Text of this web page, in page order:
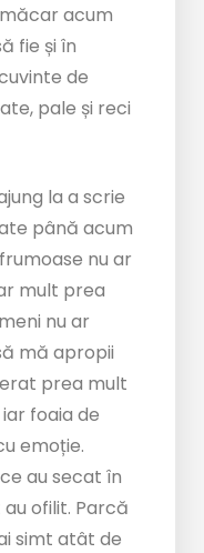
acum
fie și în
de
pale și reci
la a scrie
până acum
nu ar
mult prea
nu ar
mă apropii
prea mult
foaia de
emoție.
au secat în
ofilit. Parcă
simt atât de